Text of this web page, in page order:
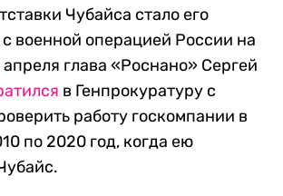
Чубайса стало его
с военной операцией России на
глава «Роснано» Сергей
в Генпрокуратуру с
работу госкомпании в
по 2020 год, когда ею